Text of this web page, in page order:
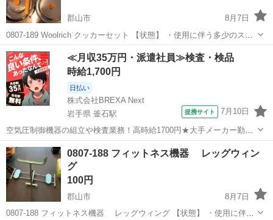
郡山市
8月7日
0807-189 Woolrich クッカーセット 【状態】 ・使用に伴う多少のス
レ、キズ、落としきれない汚れなどございます ・詳細は現地でご確認
ください ・お値引きは出来かねますのでご了承願います ※中古...
福島 郡山市 スポーツ クッカーセット
≪月収35万円・派遣社員≫検査・検品
時給1,700円
日払い
株式会社BREXA Next
岩手県 釜石駅
提携サイト 7月10日
空気圧制御機器の組立や検査業務！高時給1700円★大手メーカー勤
務！嬉しい寮費無料！ワンルーム寮完備★マイカー通勤OK＆工場敷地
内に無料駐車場あり★！《岩手県釜石市》 人気の工場のお仕事 ◇空気
圧制御機器（シリンダ、バルブ...
岩手 釜石市
0807-188 フィットネス機器 レッグウィン
グ
100円
郡山市
8月7日
0807-188 フィットネス機器 レッグウィング 【状態】 ・使用に伴う